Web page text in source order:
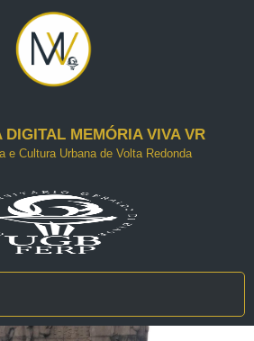
DIGITAL MEMÓRIA VIVA VR
e Cultura Urbana de Volta Redonda